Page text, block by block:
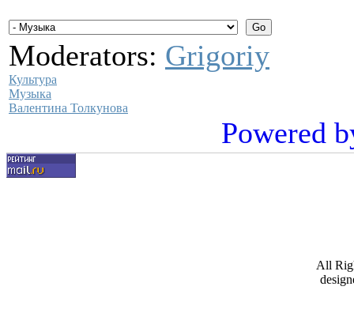
Moderators: Grigoriy
Культура
Музыка
Валентина Толкунова
Powered
All